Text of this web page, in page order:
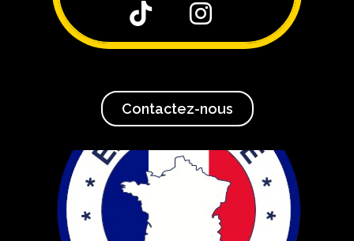
 
Contactez-nous